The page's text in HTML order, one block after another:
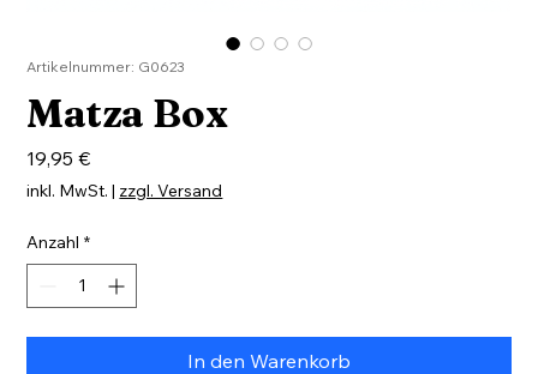
Artikelnummer: G0623
Matza Box
19,95 €Preis
inkl. MwSt. | zzgl. Versand
Anzahl *
In den Warenkorb